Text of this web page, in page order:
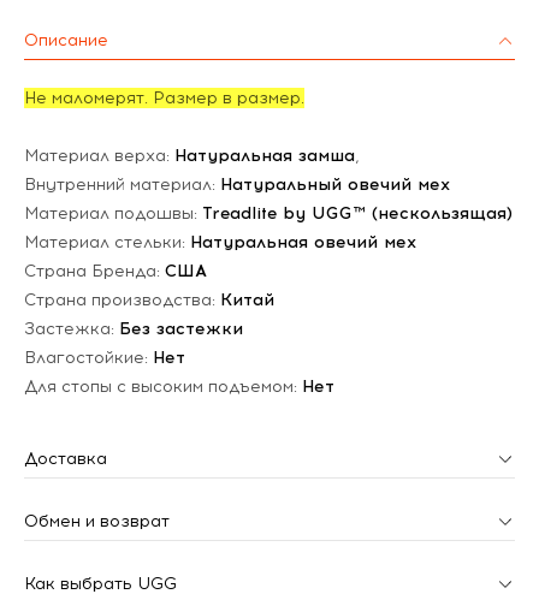
Описание
Не маломерят. Размер в размер.
Материал верха: Натуральная замша,
Внутренний материал: Натуральный овечий мех
Материал подошвы: Treadlite by UGG™ (нескользящая)
Материал стельки: Натуральная овечий мех
Страна Бренда: США
Страна производства: Китай
Застежка: Без застежки
Влагостойкие: Нет
Для стопы с высоким подъемом: Нет
Доставка
Обмен и возврат
Как выбрать UGG